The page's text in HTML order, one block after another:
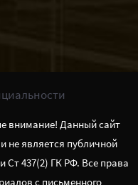
внимание! Данный сайт
не является публичной
437(2) ГК РФ. Все права
с письменного